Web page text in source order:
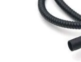
Motor/Styring